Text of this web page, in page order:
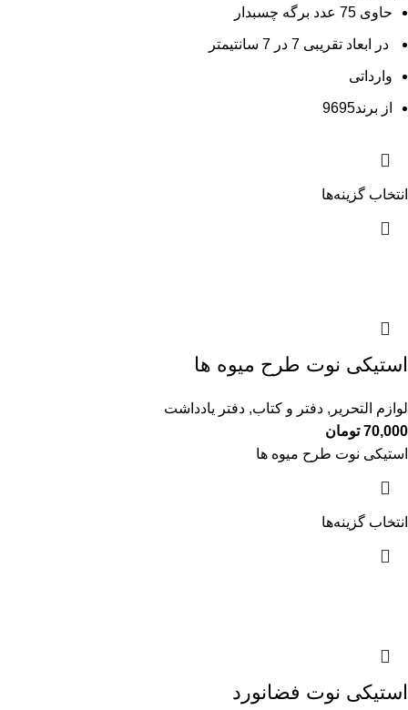
حاوی 75 عدد برگه چسبدار
در ابعاد تقریبی 7 در 7 سانتیمتر
وارداتی
از برند9695
انتخاب گزینه‌ها
استیکی نوت طرح میوه ها
لوازم التحریر , دفتر و کتاب, دفتر یادداشت
70,000 تومان
استیکی نوت طرح میوه ها
انتخاب گزینه‌ها
استیکی نوت فضانورد